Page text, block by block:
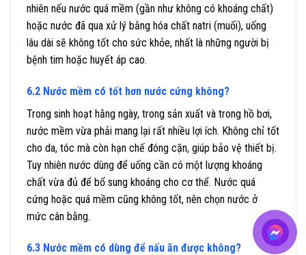
nhiên nếu nước quá mềm (gần như không có khoáng chất)
hoặc nước đã qua xử lý bằng hóa chất natri (muối), uống
lâu dài sẽ không tốt cho sức khỏe, nhất là những người bị
bệnh tim hoặc huyết áp cao.
6.2 Nước mềm có tốt hơn nước cứng không?
Trong sinh hoạt hằng ngày, trong sản xuất và trong hồ bơi,
nước mềm vừa phải mang lại rất nhiều lợi ích. Không chỉ tốt
cho da, tóc mà còn hạn chế đóng cặn, giúp bảo vệ thiết bị.
Tuy nhiên nước dùng để uống cần có một lượng khoáng
chất vừa đủ để bổ sung khoáng cho cơ thể. Nước quá
cứng hoặc quá mềm cũng không tốt, nên chọn nước ở
mức cân bằng.
6.3 Nước mềm có dùng để nấu ăn được không?